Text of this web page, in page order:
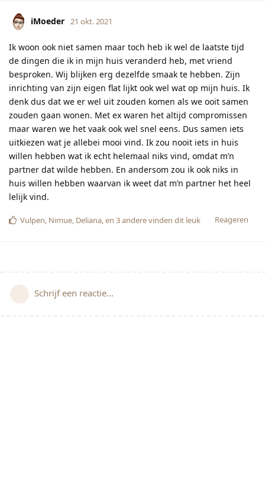
iMoeder 21 okt. 2021
Ik woon ook niet samen maar toch heb ik wel de laatste tijd
de dingen die ik in mijn huis veranderd heb, met vriend
besproken. Wij blijken erg dezelfde smaak te hebben. Zijn
inrichting van zijn eigen flat lijkt ook wel wat op mijn huis. Ik
denk dus dat we er wel uit zouden komen als we ooit samen
zouden gaan wonen. Met ex waren het altijd compromissen
maar waren we het vaak ook wel snel eens. Dus samen iets
uitkiezen wat je allebei mooi vind. Ik zou nooit iets in huis
willen hebben wat ik echt helemaal niks vind, omdat m’n
partner dat wilde hebben. En andersom zou ik ook niks in
huis willen hebben waarvan ik weet dat m’n partner het heel
lelijk vind.
Reageren
Vulpen, Nimue, Deliana, en 3anderevinden dit leuk
Schrijf een reactie...